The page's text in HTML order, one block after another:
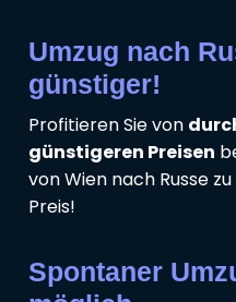
Umzug nach
günstiger!
Profitieren Sie von
günstigeren Preisen
von Wien nach Russe
Preis!
Spontaner